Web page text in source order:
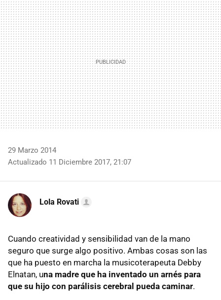
MAIL
29 Marzo 2014
Actualizado 11 Diciembre 2017, 21:07
Lola Rovati
Cuando creatividad y sensibilidad van de la mano
seguro que surge algo positivo. Ambas cosas son las
que ha puesto en marcha la musicoterapeuta Debby
Elnatan, una madre que ha inventado un arnés para
que su hijo con parálisis cerebral pueda caminar.